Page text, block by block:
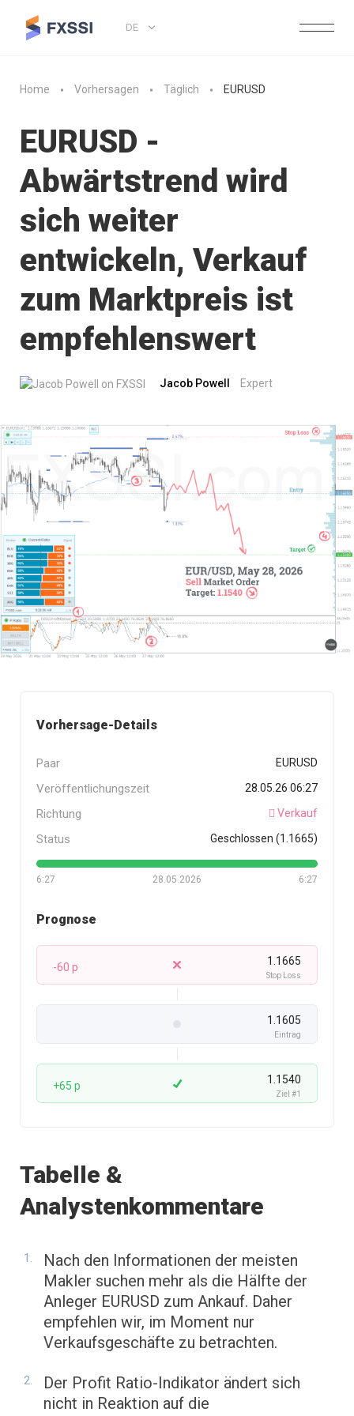
DE
Home Vorhersagen Täglich EURUSD
EURUSD -
Abwärtstrend wird
sich weiter
entwickeln, Verkauf
zum Marktpreis ist
empfehlenswert
Jacob Powell Expert
Vorhersage-Details
Paar EURUSD
Veröffentlichungszeit 28.05.26 06:27
Richtung Verkauf
Status Geschlossen (1.1665)
6:27 6:27
28.05.2026
Prognose
-60 p 1.1665
Stop Loss
1.1605
Eintrag
+65 p 1.1540
Ziel #1
Tabelle &
Analystenkommentare
Nach den Informationen der meisten
Makler suchen mehr als die Hälfte der
Anleger EURUSD zum Ankauf. Daher
empfehlen wir, im Moment nur
Verkaufsgeschäfte zu betrachten.
Der Profit Ratio-Indikator ändert sich
nicht in Reaktion auf die